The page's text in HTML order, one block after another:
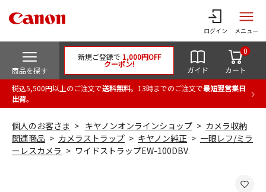
ログイン メニュー
商品を探す
新規ご登録で 1,000円OFF
クーポン!
ガイド カート
0
税込5,500円以上のご注文で送料無料。13時までのご注文で最短翌営業日
出荷。
個人のお客さま キヤノンオンラインショップ
カメラ収納
関連商品
カメラストラップ キヤノン純正
一眼レフ/ミラ
ーレスカメラ
ワイドストラップEW-100DBV